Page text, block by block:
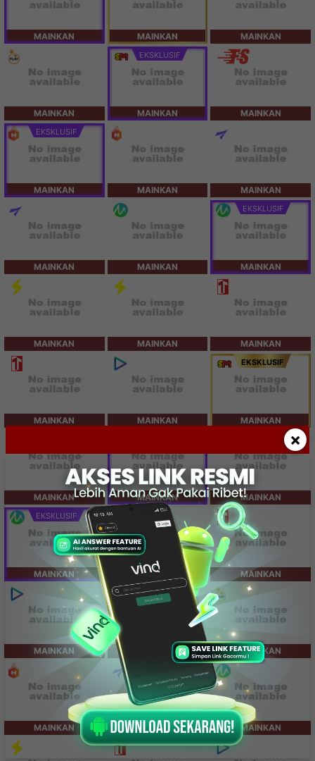
×
MAINKAN MAINKAN MAINKAN
MAINKAN
EKSKLUSIF
MAINKAN MAINKAN
EKSKLUSIF
MAINKAN MAINKAN MAINKAN
MAINKAN MAINKAN
EKSKLUSIF
MAINKAN
MAINKAN MAINKAN MAINKAN
MAINKAN MAINKAN
EKSKLUSIF
MAINKAN
MAINKAN MAINKAN MAINKAN
EKSKLUSIF
MAINKAN MAINKAN MAINKAN
MAINKAN MAINKAN MAINKAN
MAINKAN MAINKAN MAINKAN